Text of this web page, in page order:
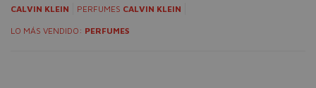
CALVIN KLEIN PERFUMES CALVIN KLEIN
LO MÁS VENDIDO: PERFUMES